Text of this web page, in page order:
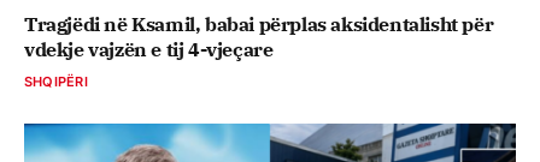
Tragjëdi në Ksamil, babai përplas aksidentalisht për
vdekje vajzën e tij 4-vjeçare
SHQIPËRI